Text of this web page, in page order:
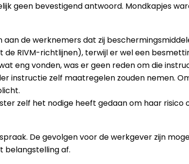
geen bevestigend antwoord. Mondkapjes
de werknemers dat zij
RIVM-richtlijnen), terwijl er wel een
eng vonden, was er geen reden om die
instructie zelf maatregelen zouden nemen.
zelf het nodige heeft gedaan om haar risico
De gevolgen voor de werkgever zijn
belangstelling af.